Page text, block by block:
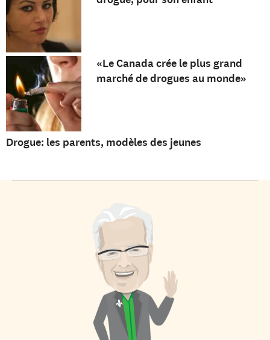
«Le Canada crée le plus grand
marché de drogues au monde»
Drogue: les parents, modèles des jeunes